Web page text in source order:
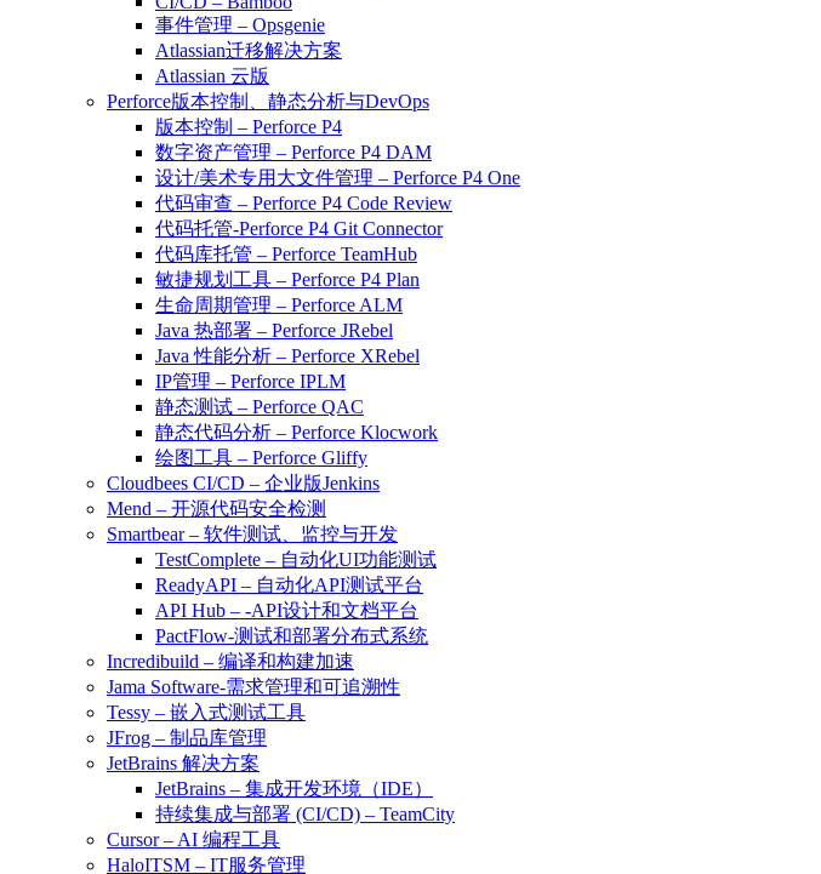
事件管理 – Opsgenie
Atlassian迁移解决方案
Atlassian 云版
Perforce版本控制、静态分析与DevOps
版本控制 – Perforce P4
数字资产管理 – Perforce P4 DAM
设计/美术专用大文件管理 – Perforce P4 One
代码审查 – Perforce P4 Code Review
代码托管-Perforce P4 Git Connector
代码库托管 – Perforce TeamHub
敏捷规划工具 – Perforce P4 Plan
生命周期管理 – Perforce ALM
Java 热部署 – Perforce JRebel
Java 性能分析 – Perforce XRebel
IP管理 – Perforce IPLM
静态测试 – Perforce QAC
静态代码分析 – Perforce Klocwork
绘图工具 – Perforce Gliffy
Cloudbees CI/CD – 企业版Jenkins
Mend – 开源代码安全检测
Smartbear – 软件测试、监控与开发
TestComplete – 自动化UI功能测试
ReadyAPI – 自动化API测试平台
API Hub – -API设计和文档平台
PactFlow-测试和部署分布式系统
Incredibuild – 编译和构建加速
Jama Software-需求管理和可追溯性
Tessy – 嵌入式测试工具
JFrog – 制品库管理
JetBrains 解决方案
JetBrains – 集成开发环境（IDE）
持续集成与部署 (CI/CD) – TeamCity
Cursor – AI 编程工具
HaloITSM – IT服务管理